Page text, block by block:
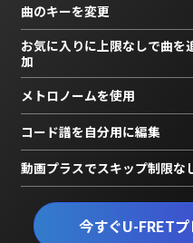
今すぐU-FRET
曲のキーを変更
お気に入りに上限なしで曲を
加
メトロノームを使用
コード譜を自分用に編集
動画プラスでスキップ制限な